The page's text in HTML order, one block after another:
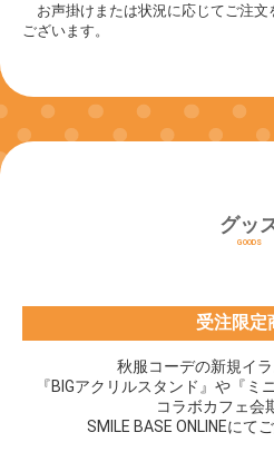
お声掛けまたは状況に応じてご注文
ございます。
グッ
GOODS
受注限定
秋服コーデの新規イ
『BIGアクリルスタンド』や『
コラボカフェ会
SMILE BASE ONLINEにて